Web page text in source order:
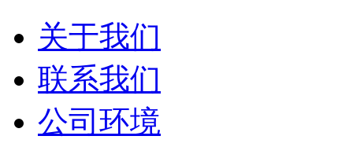
关于我们
联系我们
公司环境